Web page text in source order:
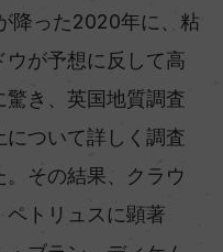
降った2020年に、粘
ウが予想に反して高
き、英国地質調査
について詳しく調査
その結果、クラウ
トリュスに顕著